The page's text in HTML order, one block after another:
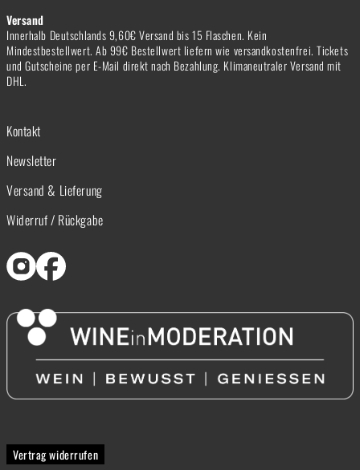
Versand
Innerhalb Deutschlands 9,60€ Versand bis 15 Flaschen. Kein
Mindestbestellwert. Ab 99€ Bestellwert liefern wie versandkostenfrei. Tickets
und Gutscheine per E-Mail direkt nach Bezahlung. Klimaneutraler Versand mit
DHL.
Kontakt
Newsletter
Versand & Lieferung
Widerruf / Rückgabe
Vertrag widerrufen